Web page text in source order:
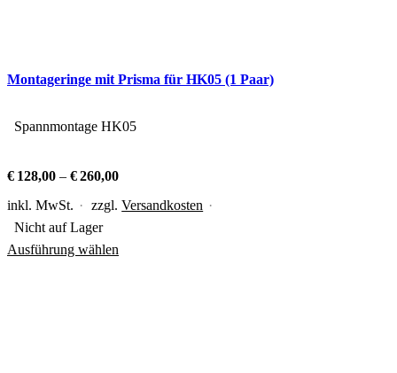
Montageringe mit Prisma für HK05 (1 Paar)
Spannmontage HK05
€ 128,00 – €260,00
inkl. MwSt.
zzgl.Versandkosten
Nicht auf Lager
Ausführung wählen